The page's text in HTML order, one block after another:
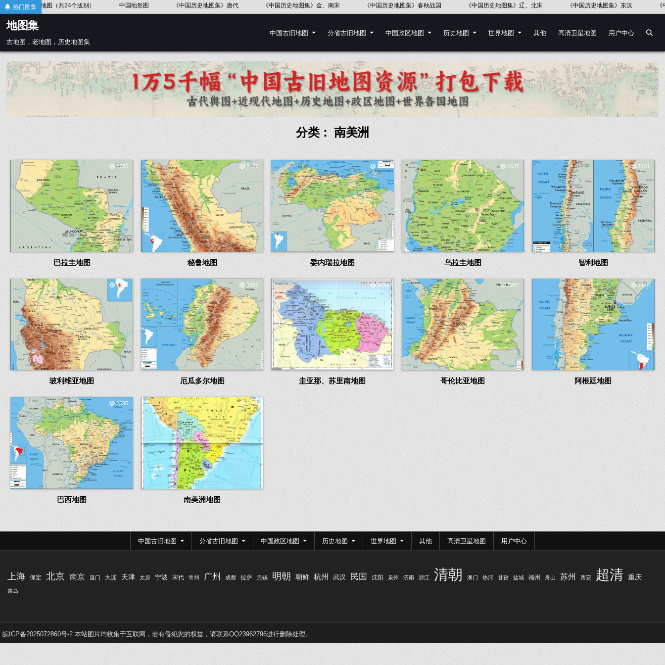
Skip
to
content
热门图集
图（共24个版别） 中国地形图 《中国历史地图集》唐代 《中国历史地图集》金、南宋 《中国历史地图集》春秋战国 《中国历史地图集》辽、北宋 《中国历史地图集》东汉 《中国历史地图集
地图集
古地图，老地图，历史地图集
中国古旧地图 分省古旧地图 中国政区地图 历史地图 世界地图 其他 高清卫星地图 用户中心
分类：南美洲
2785
巴拉圭地图
2177
秘鲁地图
2347
委内瑞拉地图
1637
乌拉圭地图
2131
智利地图
1419
玻利维亚地图
3362
厄瓜多尔地图
2034
圭亚那、苏里南地图
2287
哥伦比亚地图
2146
阿根廷地图
2595
巴西地图
2280
南美洲地图
中国古旧地图 分省古旧地图 中国政区地图 历史地图 世界地图 其他 高清卫星地图 用户中心
上海 保定 北京 南京 厦门 大连 天津 太原 宁波 宋代 常州 广州 成都 拉萨 无锡 明朝 朝鲜 杭州 武汉 民国 沈阳 泉州 济南 浙江 清朝 澳门 热河 甘孜 盐城 福州 舟山 苏州 西安 超清 重庆
青岛
皖ICP备2025072860号-2 本站图片均收集于互联网，若有侵犯您的权益，请联系QQ23962796进行删除处理。